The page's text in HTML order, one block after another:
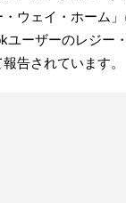
・ウェイ・ホーム
ユーザーのレジー
告されています。